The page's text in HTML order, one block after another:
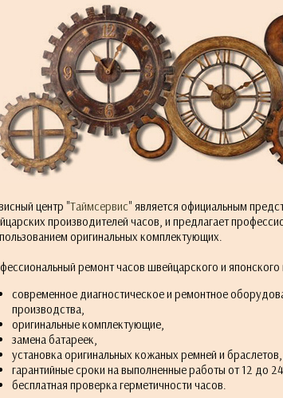
центр "Таймсервис" является официальным
производителей часов, и предлагает
оригинальных комплектующих.
ремонт часов швейцарского и японского
современное диагностическое и ремонтное
производства,
оригинальные комплектующие,
замена батареек,
установка оригинальных кожаных ремней и браслетов,
гарантийные сроки на выполненные работы от 12 до
бесплатная проверка герметичности часов.